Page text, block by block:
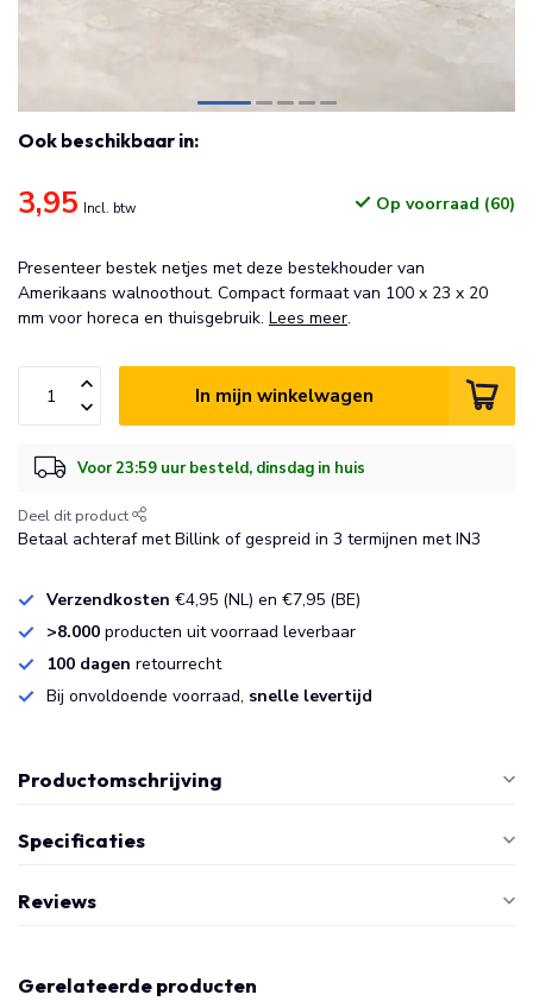
Ook beschikbaar in:
3,95 Incl. btw Op voorraad (60)
Presenteer bestek netjes met deze bestekhouder van
Amerikaans walnoothout. Compact formaat van 100 x 23 x 20
mm voor horeca en thuisgebruik. Lees meer.
In mijn winkelwagen
Voor 23:59 uur besteld, dinsdag in huis
Deel dit product
Betaal achteraf met Billink of gespreid in 3 termijnen met IN3
Verzendkosten €4,95 (NL) en €7,95 (BE)
>8.000 producten uit voorraad leverbaar
100 dagen retourrecht
Bij onvoldoende voorraad, snelle levertijd
Productomschrijving
Specificaties
Reviews
Gerelateerde producten